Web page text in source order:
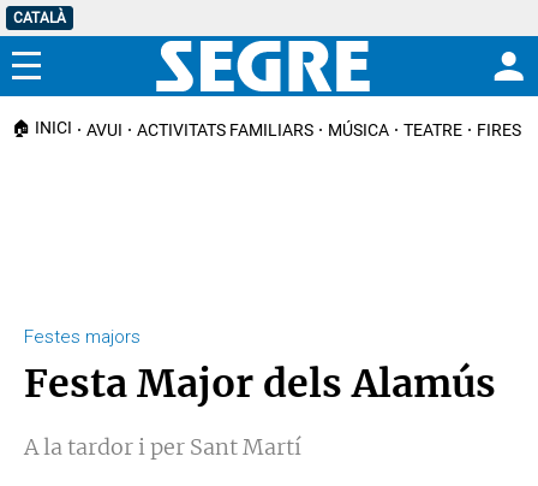
CATALÀ
Menú
🏠 INICI AVUI ACTIVITATS FAMILIARS MÚSICA TEATRE FIRES I
Festes majors
Festa Major dels Alamús
A la tardor i per Sant Martí